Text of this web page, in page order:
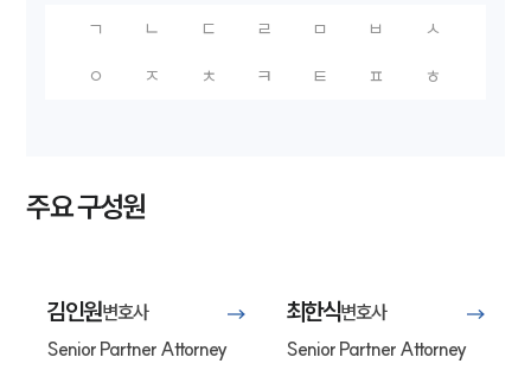
ㄱ ㄴ ㄷ ㄹ ㅁ ㅂ
ㅅ
ㅇ
ㅈ ㅊ ㅋ ㅌ ㅍ ㅎ
주요 구성원
김인원변호사
Senior Partner Attorney
최한식변호사
Senior Partner Attorney